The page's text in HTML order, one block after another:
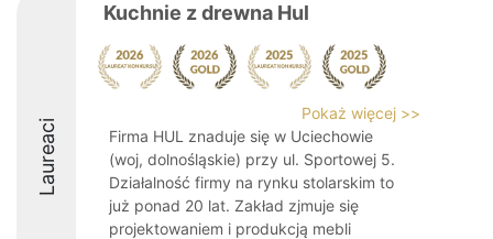
Laureaci
Kuchnie z drewna Hul
Pokaż więcej >>
Firma HUL znaduje się w Uciechowie
(woj, dolnośląskie) przy ul. Sportowej 5.
Działalność firmy na rynku stolarskim to
już ponad 20 lat. Zakład zjmuje się
projektowaniem i produkcją mebli